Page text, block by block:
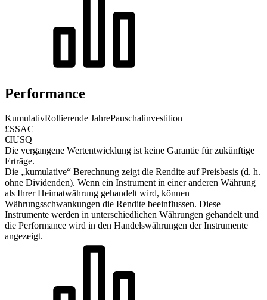
Performance
KumulativRollierende JahrePauschalinvestition
£SSAC
€IUSQ
Die vergangene Wertentwicklung ist keine Garantie für zukünftige
Erträge.
Die „kumulative“ Berechnung zeigt die Rendite auf Preisbasis (d. h.
ohne Dividenden). Wenn ein Instrument in einer anderen Währung
als Ihrer Heimatwährung gehandelt wird, können
Währungsschwankungen die Rendite beeinflussen. Diese
Instrumente werden in unterschiedlichen Währungen gehandelt und
die Performance wird in den Handelswährungen der Instrumente
angezeigt.